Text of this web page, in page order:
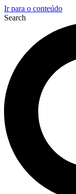
Ir para o conteúdo
Search